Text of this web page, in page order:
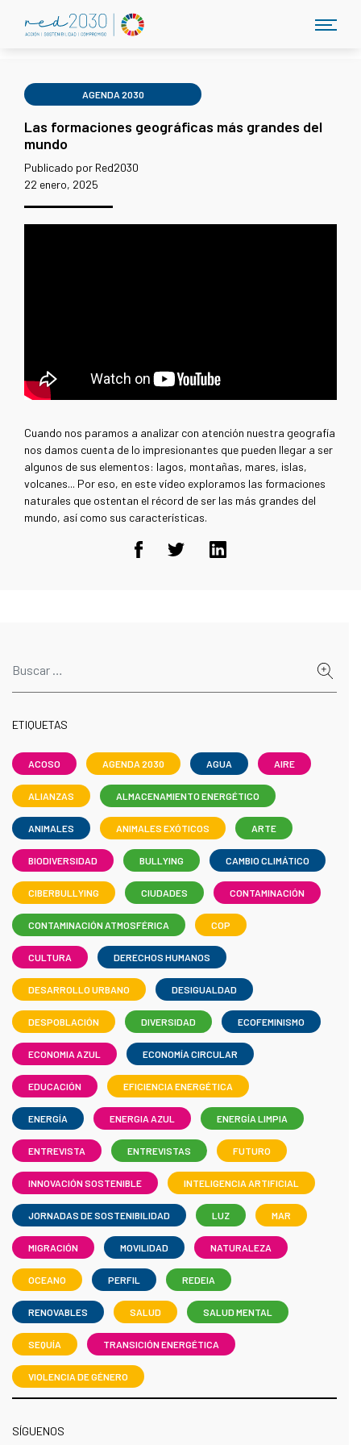
AGENDA 2030
Las formaciones geográficas más grandes del
mundo
Publicado por Red2030
22 enero, 2025
Cuando nos paramos a analizar con atención nuestra geografía
nos damos cuenta de lo impresionantes que pueden llegar a ser
algunos de sus elementos: lagos, montañas, mares, islas,
volcanes... Por eso, en este vídeo exploramos las formaciones
naturales que ostentan el récord de ser las más grandes del
mundo, así como sus características.
ETIQUETAS
ACOSO AGENDA 2030 AGUA AIRE
ALIANZAS ALMACENAMIENTO ENERGÉTICO
ANIMALES ANIMALES EXÓTICOS ARTE
BIODIVERSIDAD BULLYING CAMBIO CLIMÁTICO
CIBERBULLYING CIUDADES CONTAMINACIÓN
CONTAMINACIÓN ATMOSFÉRICA COP
CULTURA DERECHOS HUMANOS
DESARROLLO URBANO DESIGUALDAD
DESPOBLACIÓN DIVERSIDAD ECOFEMINISMO
ECONOMIA AZUL ECONOMÍA CIRCULAR
EDUCACIÓN EFICIENCIA ENERGÉTICA
ENERGÍA ENERGIA AZUL ENERGÍA LIMPIA
ENTREVISTA ENTREVISTAS FUTURO
INNOVACIÓN SOSTENIBLE INTELIGENCIA ARTIFICIAL
JORNADAS DE SOSTENIBILIDAD LUZ MAR
MIGRACIÓN MOVILIDAD NATURALEZA
OCEANO PERFIL REDEIA
RENOVABLES SALUD SALUD MENTAL
SEQUÍA TRANSICIÓN ENERGÉTICA
VIOLENCIA DE GÉNERO
SÍGUENOS